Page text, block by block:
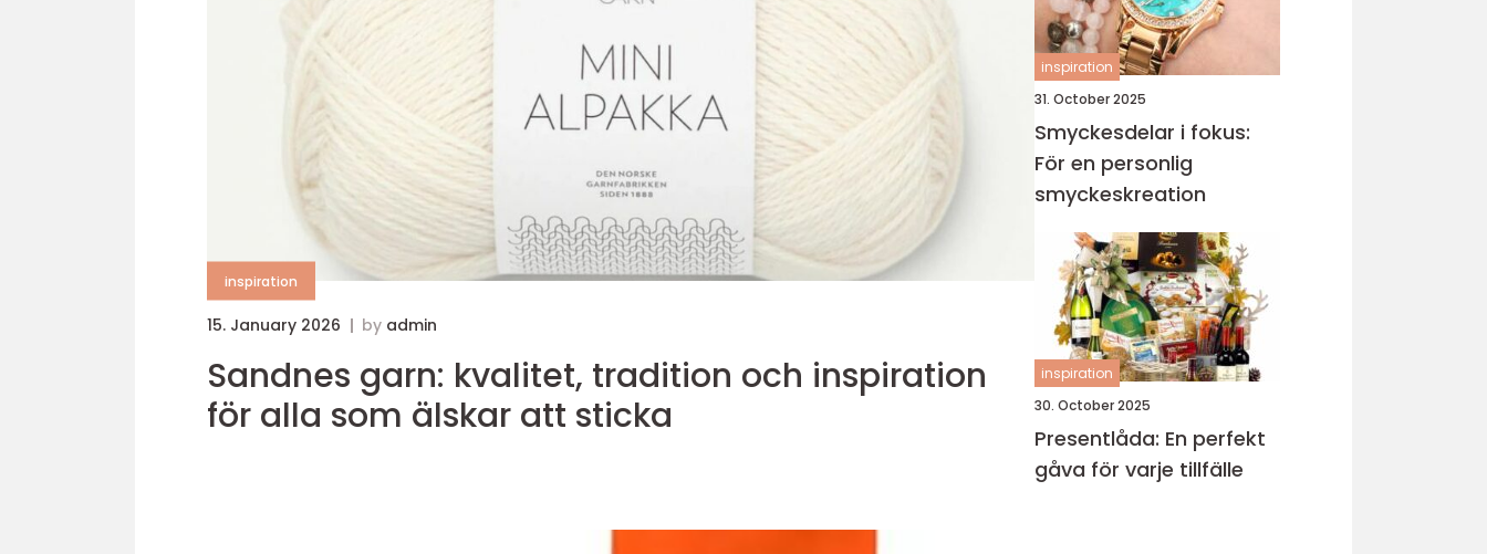
inspiration
15. January 2026 by admin
Sandnes garn: kvalitet, tradition och inspiration
för alla som älskar att sticka
inspiration
31. October 2025
Smyckesdelar i fokus:
För en personlig
smyckeskreation
inspiration
30. October 2025
Presentlåda: En perfekt
gåva för varje tillfälle